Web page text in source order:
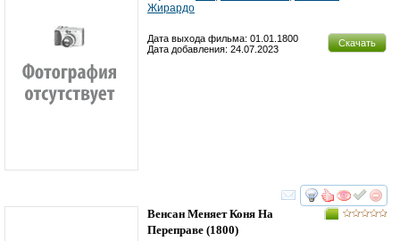
Жирардо
Скачать
Дата выхода фильма: 01.01.1800
Дата добавления: 24.07.2023
смотреть
Венсан Меняет Коня На
Переправе (1800)